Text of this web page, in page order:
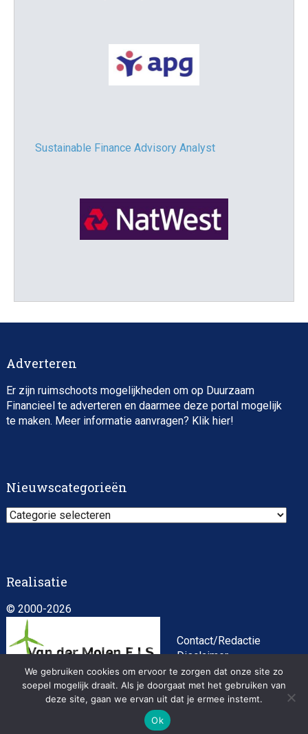
Sustainable Finance Advisory Analyst
Director, Impact Investing
Asset Management Internship – Responsible
Adverteren
Er zijn ruimschoots mogelijkheden om op Duurzaam
Financieel te adverteren en daarmee deze portal mogelijk
te maken. Meer informatie aanvragen? Klik hier!
Nieuwscategorieën
Nieuwscategorieën
Realisatie
© 2000-2026
Contact/Redactie
Disclaimer
Algemene
voorwaarden
Privacybeleid
We gebruiken cookies om ervoor te zorgen dat onze site zo
soepel mogelijk draait. Als je doorgaat met het gebruiken van
deze site, gaan we ervan uit dat je ermee instemt.
Ok